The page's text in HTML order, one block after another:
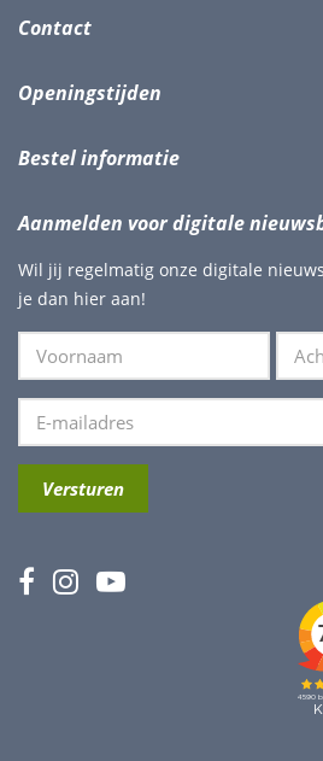
Contact
Openingstijden
Bestel informatie
Aanmelden voor digitale
Wil jij regelmatig onze digitale
je dan hier aan!